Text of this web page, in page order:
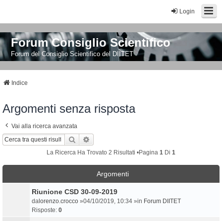
Login
Forum Consiglio Scientifico
Forum del Consiglio Scientifico del DIITET
Indice
Argomenti senza risposta
Vai alla ricerca avanzata
Cerca
La Ricerca Ha Trovato 2 Risultati •Pagina 1 Di 1
Argomenti
Riunione CSD 30-09-2019
da lorenzo.crocco »04/10/2019, 10:34 »in Forum DIITET
Risposte: 0